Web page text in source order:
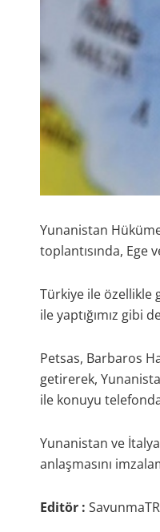
Yunanistan
toplantısında, Ege
Türkiye ile özellikle
ile yaptığımız gibi
Petsas, Barbaros
getirerek,
ile konuyu
Yunanistan ve
anlaşmasını
Editör :